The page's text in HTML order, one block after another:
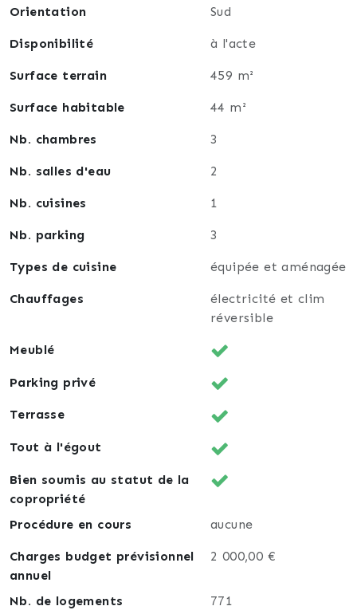
Orientation Sud
Disponibilité à l'acte
Surface terrain 459 m²
Surface habitable 44 m²
Nb. chambres 3
Nb. salles d'eau 2
Nb. cuisines 1
Nb. parking 3
Types de cuisine équipée et aménagée
Chauffages
électricité et clim
réversible
Meublé
Parking privé
Terrasse
Tout à l'égout
Bien soumis au statut de la
copropriété
Procédure en cours
aucune
Charges budget prévisionnel
annuel
2 000,00 €
Nb. de logements 771